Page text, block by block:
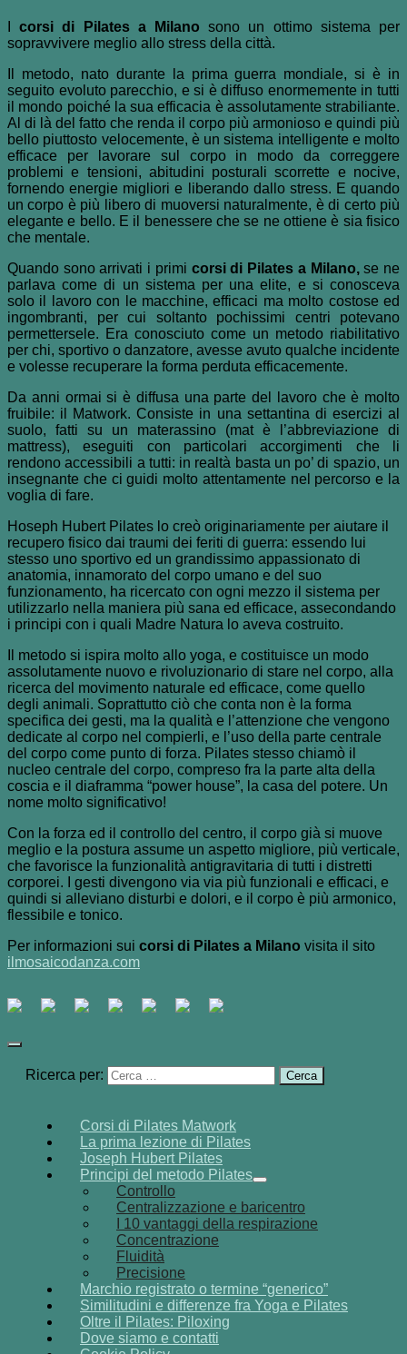
Icorsi di Pilates a Milanosono un ottimo sistema per
sopravvivere meglio allo stress della città.
Il metodo, nato durante la prima guerra mondiale, si è in
seguito evoluto parecchio, e si è diffuso enormemente in tutti
il mondo poiché la sua efficacia è assolutamente strabiliante.
Al di là del fatto che renda il corpo più armonioso e quindi più
bello piuttosto velocemente, è un sistema intelligente e molto
efficace per lavorare sul corpo in modo da correggere
problemi e tensioni, abitudini posturali scorrette e nocive,
fornendo energie migliori e liberando dallo stress. E quando
un corpo è più libero di muoversi naturalmente, è di certo più
elegante e bello. E il benessere che se ne ottiene è sia fisico
che mentale.
Quando sono arrivati i primi corsi di Pilates a Milano,se ne
parlava come di un sistema per una elite, e si conosceva
solo il lavoro con le macchine, efficaci ma molto costose ed
ingombranti, per cui soltanto pochissimi centri potevano
permettersele. Era conosciuto come un metodo riabilitativo
per chi, sportivo o danzatore, avesse avuto qualche incidente
e volesse recuperare la forma perduta efficacemente.
Da anni ormai si è diffusa una parte del lavoro che è molto
fruibile: il Matwork. Consiste in una settantina di esercizi al
suolo, fatti su un materassino (mat è l’abbreviazione di
mattress), eseguiti con particolari accorgimenti che li
rendono accessibili a tutti: in realtà basta un po’ di spazio, un
insegnante che ci guidi molto attentamente nel percorso e la
voglia di fare.
Hoseph Hubert Pilates lo creò originariamente per aiutare il
recupero fisico dai traumi dei feriti di guerra: essendo lui
stesso uno sportivo ed un grandissimo appassionato di
anatomia, innamorato del corpo umano e del suo
funzionamento, ha ricercato con ogni mezzo il sistema per
utilizzarlo nella maniera più sana ed efficace, assecondando
i principi con i quali Madre Natura lo aveva costruito.
Il metodo si ispira molto allo yoga, e costituisce un modo
assolutamente nuovo e rivoluzionario di stare nel corpo, alla
ricerca del movimento naturale ed efficace, come quello
degli animali. Soprattutto ciò che conta non è la forma
specifica dei gesti, ma la qualità e l’attenzione che vengono
dedicate al corpo nel compierli, e l’uso della parte centrale
del corpo come punto di forza. Pilates stesso chiamò il
nucleo centrale del corpo, compreso fra la parte alta della
coscia e il diaframma “power house”, la casa del potere. Un
nome molto significativo!
Con la forza ed il controllo del centro, il corpo già si muove
meglio e la postura assume un aspetto migliore, più verticale,
che favorisce la funzionalità antigravitaria di tutti i distretti
corporei. I gesti divengono via via più funzionali e efficaci, e
quindi si alleviano disturbi e dolori, e il corpo è più armonico,
flessibile e tonico.
Per informazioni sui corsi di Pilates a Milano visita il sito
ilmosaicodanza.com
Ricerca per:
Corsi di Pilates Matwork
La prima lezione di Pilates
Joseph Hubert Pilates
Principi del metodo Pilates
Controllo
Centralizzazione e baricentro
I 10 vantaggi della respirazione
Concentrazione
Fluidità
Precisione
Marchio registrato o termine “generico”
Similitudini e differenze fra Yoga e Pilates
Oltre il Pilates: Piloxing
Dove siamo e contatti